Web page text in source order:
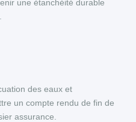
une étanchéité durable
des eaux et
un compte rendu de fin de
assurance.